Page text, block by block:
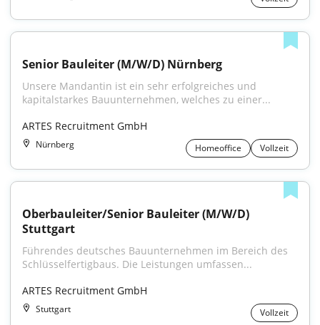
Senior Bauleiter (M/W/D) Nürnberg
Unsere Mandantin ist ein sehr erfolgreiches und
kapitalstarkes Bauunternehmen, welches zu einer...
ARTES Recruitment GmbH
Nürnberg Homeoffice Vollzeit
Oberbauleiter/Senior Bauleiter (M/W/D)
Stuttgart
Führendes deutsches Bauunternehmen im Bereich des
Schlüsselfertigbaus. Die Leistungen umfassen...
ARTES Recruitment GmbH
Stuttgart Vollzeit